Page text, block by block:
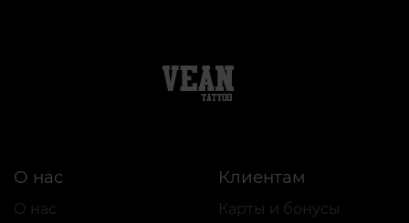
О нас
О нас
Клиентам
Карты и бонусы